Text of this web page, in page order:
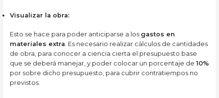
Visualizar la obra:
Esto se hace para poder anticiparse a los gastos en
materiales extra . Es necesario realizar cálculos de cantidades
de obra, para conocer a ciencia cierta el presupuesto base
que se deberá manejar, y poder colocar un porcentaje de 10%
por sobre dicho presupuesto, para cubrir contratiempos no
previstos.